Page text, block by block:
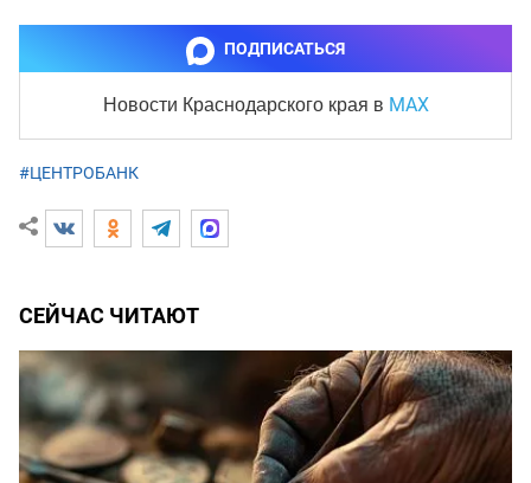
ПОДПИСАТЬСЯ
Новости Краснодарского края в MAX
#ЦЕНТРОБАНК
СЕЙЧАС ЧИТАЮТ